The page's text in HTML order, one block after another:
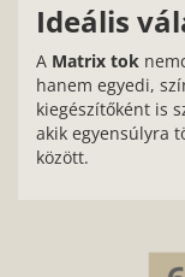
Ideális
A Matrix tok
hanem egyedi,
kiegészítőként is
akik egyensúlyra
között.